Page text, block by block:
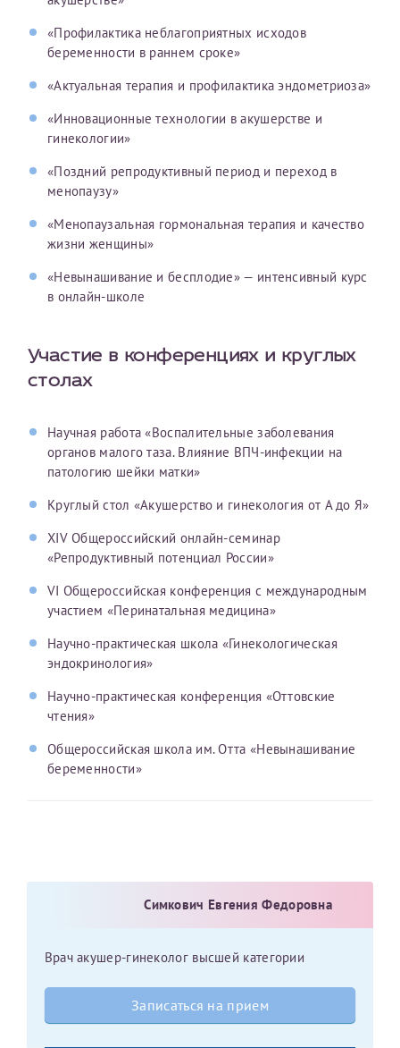
«Профилактика неблагоприятных исходов
беременности в раннем сроке»
«Актуальная терапия и профилактика эндометриоза»
«Инновационные технологии в акушерстве и
гинекологии»
«Поздний репродуктивный период и переход в
менопаузу»
«Менопаузальная гормональная терапия и качество
жизни женщины»
«Невынашивание и бесплодие» — интенсивный курс
в онлайн-школе
Участие в конференциях и круглых
столах
Научная работа «Воспалительные заболевания
органов малого таза. Влияние ВПЧ-инфекции на
патологию шейки матки»
Круглый стол «Акушерство и гинекология от А до Я»
XIV Общероссийский онлайн-семинар
«Репродуктивный потенциал России»
VI Общероссийская конференция с международным
участием «Перинатальная медицина»
Научно-практическая школа «Гинекологическая
эндокринология»
Научно-практическая конференция «Оттовские
чтения»
Общероссийская школа им. Отта «Невынашивание
беременности»
Симкович Евгения Федоровна
Врач акушер-гинеколог высшей категории
Записаться на прием